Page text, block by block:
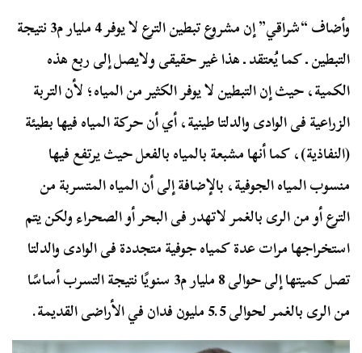
وأضاف “شراقي” إن مشروع تبطين الترع لا يوفر 4 مليار م3 نتيجة
التبطين ـ كما يُعتقد ـ هذا غير حقيقى ولايصل إلى ربع هذه
الكمية، حيث إن التبطين لا يوفر الكثير من المياه؛ لأن التربة
الزراعية فى الوادى والدلتا طينية، أي أن حركة المياه فيها بطيئة
(النفاذية)، كما أنها مشبعة بالمياه بالفعل حيث يرتفع فيها
منسوب المياه الجوفية، بالإضافة إلى أن المياه المتسربة من
الترع أو من الرى بالغمر لاتهدر فى البحر أو الصحراء ولكن يتم
استخراجها مرات عدة كمياه جوفية متجددة فى الوادى والدلتا
تصل كميتها إلى حوالى 8 مليار م3 سنويًا نتيجة التسرب أساسًا
من الرى بالغمر لحوالى 5.5 مليون فدان في الأراضى القديمة.